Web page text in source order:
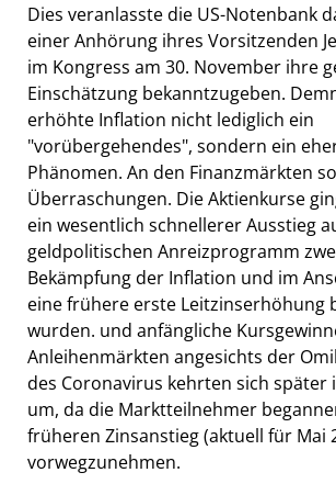
Dies veranlasste die US-Notenbank
einer Anhörung ihres Vorsitzenden
im Kongress am 30. November ihre
Einschätzung bekanntzugeben.
erhöhte Inflation nicht lediglich ein
"vorübergehendes", sondern ein
Phänomen. An den Finanzmärkten
Überraschungen. Die Aktienkurse
ein wesentlich schnellerer Ausstieg
geldpolitischen Anreizprogramm
Bekämpfung der Inflation und im
eine frühere erste Leitzinserhöhung
wurden. und anfängliche
Anleihenmärkten angesichts der
des Coronavirus kehrten sich später
um, da die Marktteilnehmer
früheren Zinsanstieg (aktuell für Mai
vorwegzunehmen.